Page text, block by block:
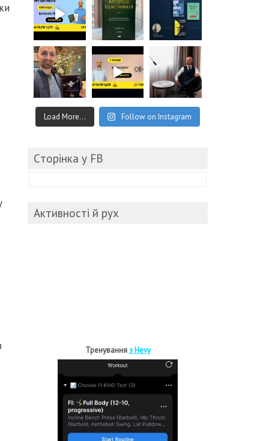
Load More... Follow on Instagram
Cторінка у FB
Активності й рух
Тренуванняз Hevy